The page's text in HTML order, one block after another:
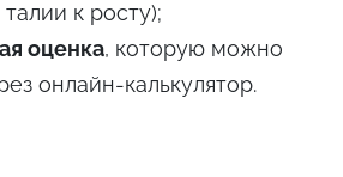
к росту);
оценка, которую можно
онлайн-калькулятор.